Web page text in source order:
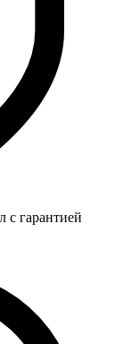
с гарантией